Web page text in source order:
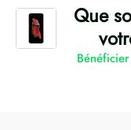
Que